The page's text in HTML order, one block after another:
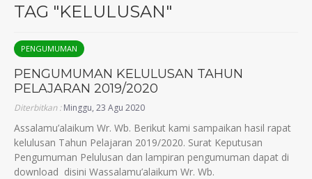
TAG "KELULUSAN"
PENGUMUMAN
PENGUMUMAN KELULUSAN TAHUN
PELAJARAN 2019/2020
Diterbitkan :Minggu, 23 Agu 2020
Assalamu’alaikum Wr. Wb. Berikut kami sampaikan hasil rapat
kelulusan Tahun Pelajaran 2019/2020. Surat Keputusan
Pengumuman Pelulusan dan lampiran pengumuman dapat di
download disini Wassalamu’alaikum Wr. Wb.